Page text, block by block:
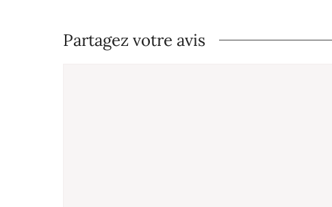
Partagez votre avis